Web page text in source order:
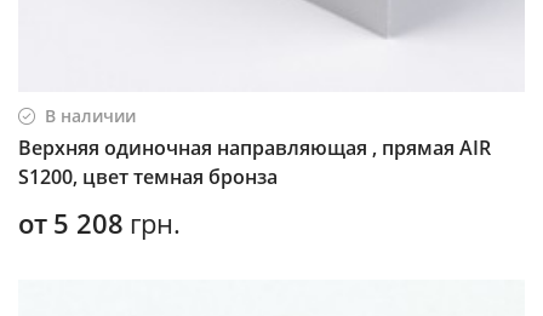
В наличии
Верхняя одиночная направляющая , прямая AIR
S1200, цвет темная бронза
от 5 208 грн.